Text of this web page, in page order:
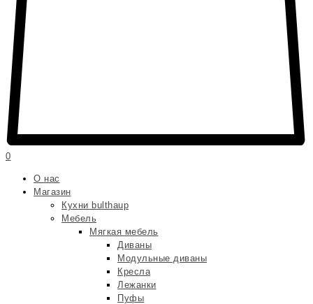
0
О нас
Магазин
Кухни bulthaup
Мебель
Мягкая мебель
Диваны
Модульные диваны
Кресла
Лежанки
Пуфы